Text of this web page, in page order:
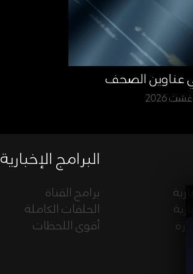
عناوين الصحف
البرامج الإخبارية
برامج القناة
الحلقات الكاملة
أقوى اللحظات